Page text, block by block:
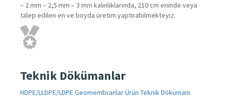
– 2 mm – 2,5 mm – 3 mm kalınlıklarında, 210 cm eninde veya
talep edilen en ve boyda üretim yaptırabilmekteyiz.
Teknik Dökümanlar
HDPE/LLDPE/LDPE Geomembranlar Ürün Teknik Dökümanı